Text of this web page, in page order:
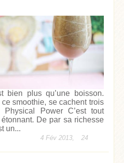
bien plus qu’une boisson.
smoothie, se cachent trois
Physical Power C’est tout
De par sa richesse
un...
4 Fév 2013, 24